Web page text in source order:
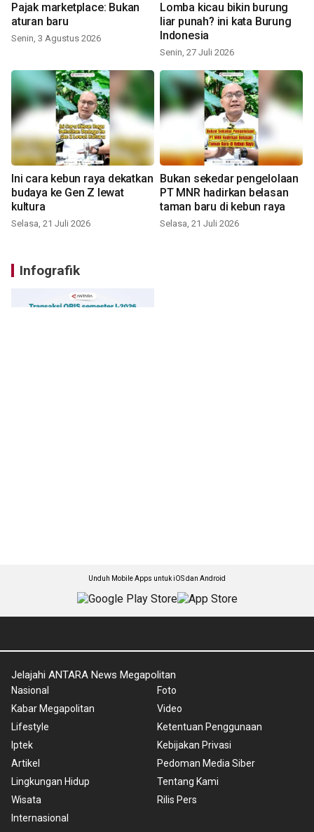
Pajak marketplace: Bukan
aturan baru
Senin, 3 Agustus 2026
Lomba kicau bikin burung
liar punah? ini kata Burung
Indonesia
Senin, 27 Juli 2026
Ini cara kebun raya dekatkan
budaya ke Gen Z lewat
kultura
Selasa, 21 Juli 2026
Bukan sekedar pengelolaan
PT MNR hadirkan belasan
taman baru di kebun raya
Selasa, 21 Juli 2026
Infografik
Unduh Mobile Apps untuk iOS dan Android
Jelajahi ANTARA News Megapolitan
Nasional
Kabar Megapolitan
Lifestyle
Iptek
Artikel
Lingkungan Hidup
Wisata
Internasional
Foto
Video
Ketentuan Penggunaan
Kebijakan Privasi
Pedoman Media Siber
Tentang Kami
Rilis Pers